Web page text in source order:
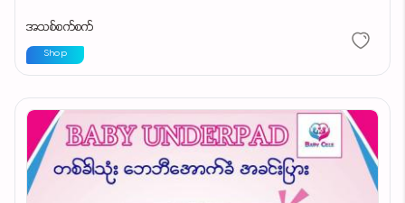
အသစ်စက်စက်
Shop